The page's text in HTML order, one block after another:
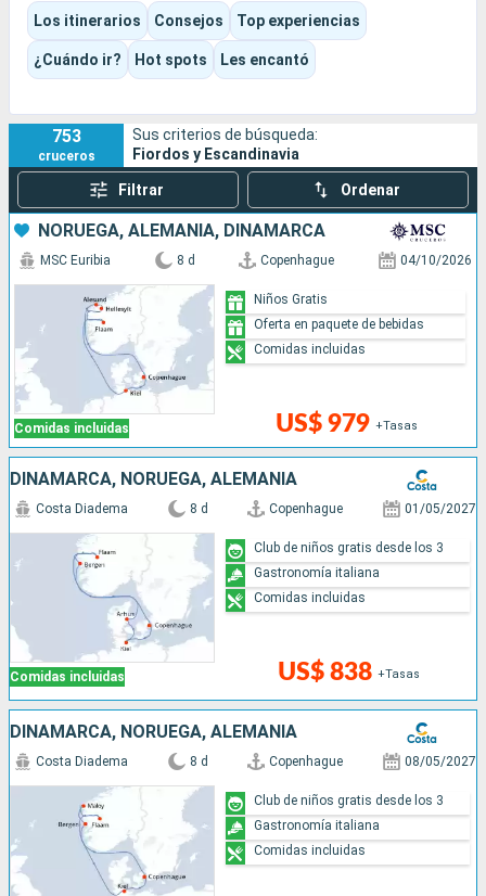
Aquí, el viaje oscila entre la contemplación, los
descubrimientos culturales y el placer de la vida a bordo, con
barcos que pueden dar prioridad tanto a la exploración como
al confort familiar. Cada itinerario ofrece así un equilibrio único
escalas inspiradoras.
Los itinerarios Consejos Top experiencias
¿Cuándo ir? Hot spots Les encantó
753
cruceros
Sus criterios de búsqueda:
Fiordos y Escandinavia
Filtrar Ordenar
NORUEGA, ALEMANIA, DINAMARCA
Comidas incluidas
MSC Euribia 8 d Copenhague 04/10/2026
US$ 979 +Tasas
Niños Gratis
Oferta en paquete de bebidas
Comidas incluidas
DINAMARCA, NORUEGA, ALEMANIA
Comidas incluidas
Costa Diadema 8 d Copenhague 01/05/2027
US$ 838 +Tasas
Club de niños gratis desde los 3
Gastronomía italiana
Comidas incluidas
DINAMARCA, NORUEGA, ALEMANIA
Costa Diadema 8 d Copenhague 08/05/2027
Club de niños gratis desde los 3
Gastronomía italiana
Comidas incluidas